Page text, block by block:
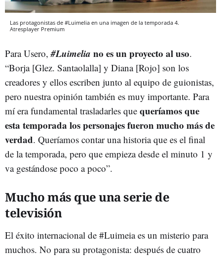
Las protagonistas de #Luimelia en una imagen de la temporada 4.
Atresplayer Premium
Para Usero,#Luimelia no es un proyecto al uso.
“Borja [Glez. Santaolalla] y Diana [Rojo] son los
creadores y ellos escriben junto al equipo de guionistas,
pero nuestra opinión también es muy importante. Para
mí era fundamental trasladarles que queríamos que
esta temporada los personajes fueron mucho más de
verdad. Queríamos contar una historia que es el final
de la temporada, pero que empieza desde el minuto 1 y
va gestándose poco a poco”.
Mucho más que una serie de
televisión
El éxito internacional de #Luimeia es un misterio para
muchos. No para su protagonista: después de cuatro